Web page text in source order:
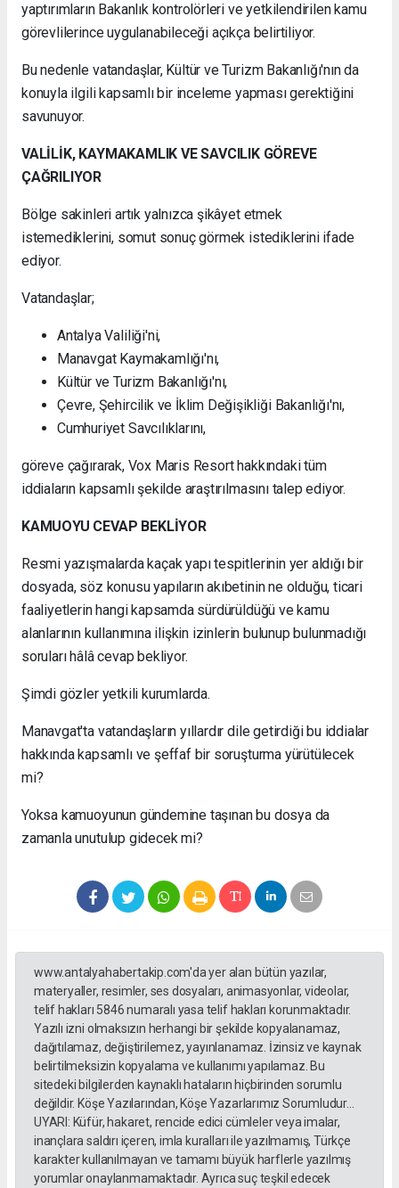
yaptırımların Bakanlık kontrolörleri ve yetkilendirilen kamu
görevlilerince uygulanabileceği açıkça belirtiliyor.
Bu nedenle vatandaşlar, Kültür ve Turizm Bakanlığı'nın da
konuyla ilgili kapsamlı bir inceleme yapması gerektiğini
savunuyor.
VALİLİK, KAYMAKAMLIK VE SAVCILIK GÖREVE
ÇAĞRILIYOR
Bölge sakinleri artık yalnızca şikâyet etmek
istemediklerini, somut sonuç görmek istediklerini ifade
ediyor.
Vatandaşlar;
Antalya Valiliği'ni,
Manavgat Kaymakamlığı'nı,
Kültür ve Turizm Bakanlığı'nı,
Çevre, Şehircilik ve İklim Değişikliği Bakanlığı'nı,
Cumhuriyet Savcılıklarını,
göreve çağırarak, Vox Maris Resort hakkındaki tüm
iddiaların kapsamlı şekilde araştırılmasını talep ediyor.
KAMUOYU CEVAP BEKLİYOR
Resmi yazışmalarda kaçak yapı tespitlerinin yer aldığı bir
dosyada, söz konusu yapıların akıbetinin ne olduğu, ticari
faaliyetlerin hangi kapsamda sürdürüldüğü ve kamu
alanlarının kullanımına ilişkin izinlerin bulunup bulunmadığı
soruları hâlâ cevap bekliyor.
Şimdi gözler yetkili kurumlarda.
Manavgat'ta vatandaşların yıllardır dile getirdiği bu iddialar
hakkında kapsamlı ve şeffaf bir soruşturma yürütülecek
mi?
Yoksa kamuoyunun gündemine taşınan bu dosya da
zamanla unutulup gidecek mi?
www.antalyahabertakip.com'da yer alan bütün yazılar,
materyaller, resimler, ses dosyaları, animasyonlar, videolar,
telif hakları 5846 numaralı yasa telif hakları korunmaktadır.
Yazılı izni olmaksızın herhangi bir şekilde kopyalanamaz,
dağıtılamaz, değiştirilemez, yayınlanamaz. İzinsiz ve kaynak
belirtilmeksizin kopyalama ve kullanımı yapılamaz. Bu
sitedeki bilgilerden kaynaklı hataların hiçbirinden sorumlu
değildir. Köşe Yazılarından, Köşe Yazarlarımız Sorumludur...
UYARI: Küfür, hakaret, rencide edici cümleler veya imalar,
inançlara saldırı içeren, imla kuralları ile yazılmamış, Türkçe
karakter kullanılmayan ve tamamı büyük harflerle yazılmış
yorumlar onaylanmamaktadır. Ayrıca suç teşkil edecek